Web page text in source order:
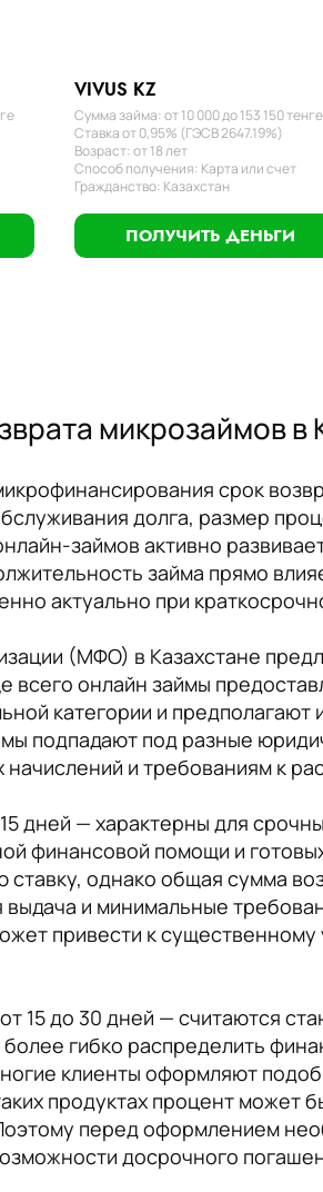
VIVUS KZ
Сумма займа: от 10 000 до 153 150 тенге
Ставка от 0,95% (ГЭСВ 2647.19%)
Возраст: от 18 лет
Способ получения: Карта или счет
Гражданство: Казахстан
ПОЛУЧИТЬ ДЕНЬГИ
микрозаймов в
срок
долга, размер
займов активно
займа прямо
актуально при
(МФО) в Казахстане
всего онлайн займы
категории и
подпадают под разные
и требованиям к
дней — характерны для
финансовой помощи и
однако общая сумма
и минимальные
привести к
15 до 30 дней — считаются
гибко распределить
клиенты оформляют
продуктах процент может
перед оформлением
досрочного